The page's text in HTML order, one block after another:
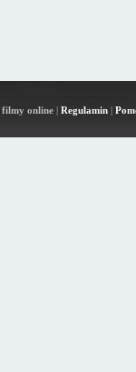
filmy online| Regulamin|